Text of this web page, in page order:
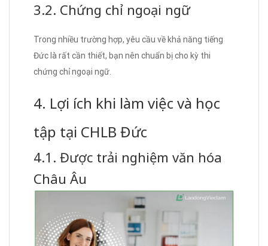
3.2. Chứng chỉ ngoại ngữ
Trong nhiều trường hợp, yêu cầu về khả năng tiếng
Đức là rất cần thiết, bạn nên chuẩn bị cho kỳ thi
chứng chỉ ngoại ngữ.
4. Lợi ích khi làm việc và học
tập tại CHLB Đức
4.1. Được trải nghiệm văn hóa
Châu Âu